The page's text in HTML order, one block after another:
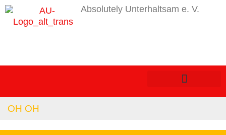
Absolutely Unterhaltsam e. V.
OH OH